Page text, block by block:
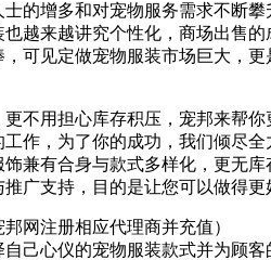
的增多和对宠物服务需求不断
越来越讲究个性化，商场出售
可见定做宠物服装市场巨大，
不用担心库存积压，宠邦来帮你
作，为了你的成功，我们倾尽全
兼有合身与款式多样化，更无库
广支持，目的是让您可以做得更
网注册相应代理商并充值）
己心仪的宠物服装款式并为顾客